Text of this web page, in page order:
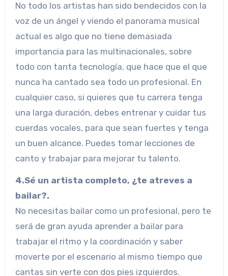
No todo los artistas han sido bendecidos con la
voz de un ángel y viendo el panorama musical
actual es algo que no tiene demasiada
importancia para las multinacionales, sobre
todo con tanta tecnología, que hace que el que
nunca ha cantado sea todo un profesional. En
cualquier caso, si quieres que tu carrera tenga
una larga duración, debes entrenar y cuidar tus
cuerdas vocales, para que sean fuertes y tenga
un buen alcance. Puedes tomar lecciones de
canto y trabajar para mejorar tu talento.
4.Sé un artista completo, ¿te atreves a
bailar?.
No necesitas bailar como un profesional, pero te
será de gran ayuda aprender a bailar para
trabajar el ritmo y la coordinación y saber
moverte por el escenario al mismo tiempo que
cantas sin verte con dos pies izquierdos.